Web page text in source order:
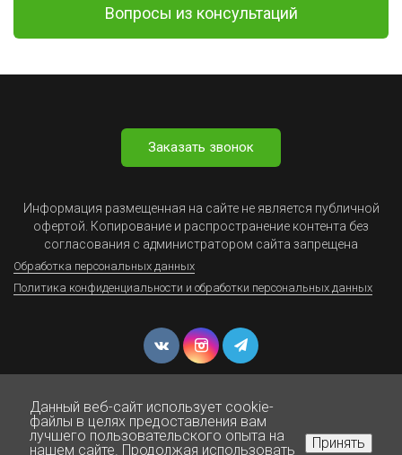
Вопросы из консультаций
Заказать звонок
Информация размещенная на сайте не является публичной
офертой. Копирование и распространение контента без
согласования с администратором сайта запрещена
Обработка персональных данных
Политика конфиденциальности и обработки персональных данных
Данный веб-сайт использует cookie-
файлы в целях предоставления вам
лучшего пользовательского опыта на
нашем сайте. Продолжая использовать
Принять